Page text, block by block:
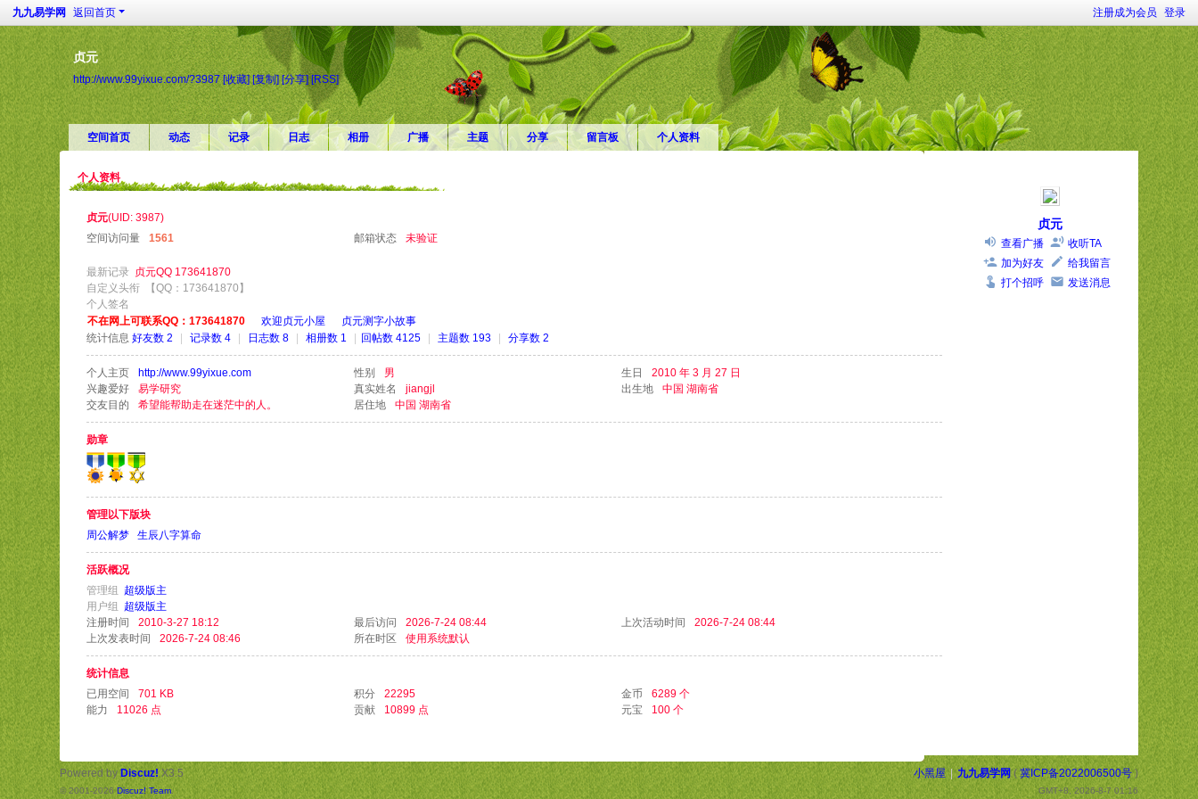
注册成为会员 登录
九九易学网 返回首页
贞元
http://www.99yixue.com/?3987 [收藏] [复制] [分享] [RSS]
空间首页 动态 记录 日志 相册 广播 主题 分享 留言板 个人资料
个人资料
贞元(UID: 3987)
空间访问量
1561 邮箱状态 未验证
最新记录 贞元QQ 173641870
自定义头衔
【QQ：173641870】
个人签名
不在网上可联系QQ：173641870
欢迎贞元小屋 贞元测字小故事
统计信息 好友数 2 记录数 4 日志数 8 相册数 1 回帖数 4125 主题数 193 分享数 2
个人主页 http://www.99yixue.com 性别 男 生日
2010 年 3 月 27 日
兴趣爱好
易学研究 真实姓名 jiangjl 出生地
中国 湖南省
交友目的
希望能帮助走在迷茫中的人。 居住地 中国 湖南省
勋章
管理以下版块
周公解梦
生辰八字算命
活跃概况
管理组 超级版主
用户组 超级版主
注册时间
2010-3-27 18:12 最后访问 2026-7-24 08:44 上次活动时间
2026-7-24 08:44
上次发表时间
2026-7-24 08:46 所在时区 使用系统默认
统计信息
已用空间
701 KB 积分 22295 金币
6289 个
能力
11026 点 贡献 10899 点 元宝 100 个
贞元
查看广播
收听TA
加为好友
给我留言
打个招呼
发送消息
小黑屋 | 九九易学网(冀ICP备2022006500号)
GMT+8, 2026-8-7 01:16
Powered byDiscuz! X3.5
© 2001-2026Discuz! Team.